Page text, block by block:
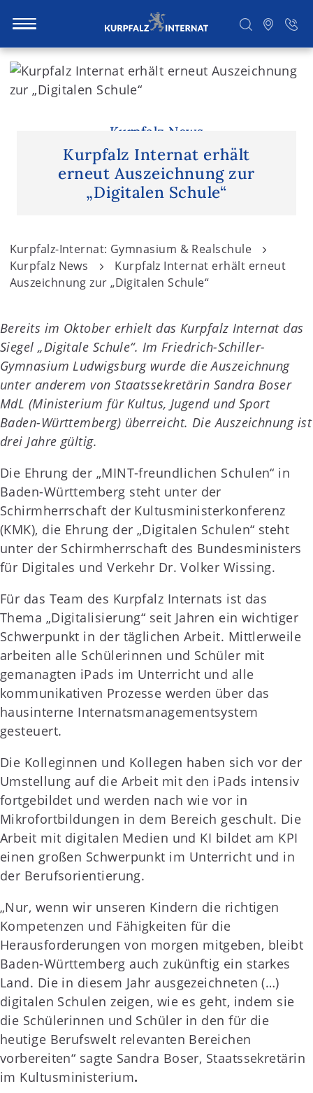
S
Kurpfalz News
Kurpfalz Internat erhält
erneut Auszeichnung zur
„Digitalen Schule“
Kurpfalz-Internat: Gymnasium & Realschule
Kurpfalz News
Kurpfalz Internat erhält erneut
Auszeichnung zur „Digitalen Schule“
Bereits im Oktober erhielt das Kurpfalz Internat das
Siegel „Digitale Schule“. Im Friedrich-Schiller-
Gymnasium Ludwigsburg wurde die Auszeichnung
unter anderem von Staatssekretärin Sandra Boser
MdL (Ministerium für Kultus, Jugend und Sport
Baden-Württemberg) überreicht. Die Auszeichnung ist
drei Jahre gültig.
Die Ehrung der „MINT-freundlichen Schulen“ in
Baden-Württemberg steht unter der
Schirmherrschaft der Kultusministerkonferenz
(KMK), die Ehrung der „Digitalen Schulen“ steht
unter der Schirmherrschaft des Bundesministers
für Digitales und Verkehr Dr. Volker Wissing.
Für das Team des Kurpfalz Internats ist das
Thema „Digitalisierung“ seit Jahren ein wichtiger
Schwerpunkt in der täglichen Arbeit. Mittlerweile
arbeiten alle Schülerinnen und Schüler mit
gemanagten iPads im Unterricht und alle
kommunikativen Prozesse werden über das
hausinterne Internatsmanagementsystem
gesteuert.
Die Kolleginnen und Kollegen haben sich vor der
Umstellung auf die Arbeit mit den iPads intensiv
fortgebildet und werden nach wie vor in
Mikrofortbildungen in dem Bereich geschult. Die
Arbeit mit digitalen Medien und KI bildet am KPI
einen großen Schwerpunkt im Unterricht und in
der Berufsorientierung.
„Nur, wenn wir unseren Kindern die richtigen
Kompetenzen und Fähigkeiten für die
Herausforderungen von morgen mitgeben, bleibt
Baden-Württemberg auch zukünftig ein starkes
Land. Die in diesem Jahr ausgezeichneten (…)
digitalen Schulen zeigen, wie es geht, indem sie
die Schülerinnen und Schüler in den für die
heutige Berufswelt relevanten Bereichen
vorbereiten“ sagte Sandra Boser, Staatssekretärin
im Kultusministerium.